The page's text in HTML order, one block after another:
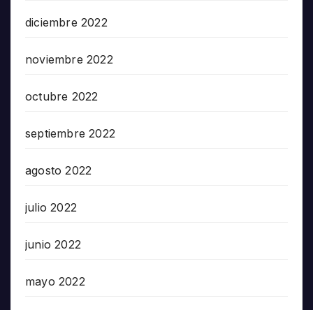
diciembre 2022
noviembre 2022
octubre 2022
septiembre 2022
agosto 2022
julio 2022
junio 2022
mayo 2022